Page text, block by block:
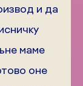
и да
маме
оне